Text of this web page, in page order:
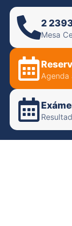
2
Mesa
Agenda